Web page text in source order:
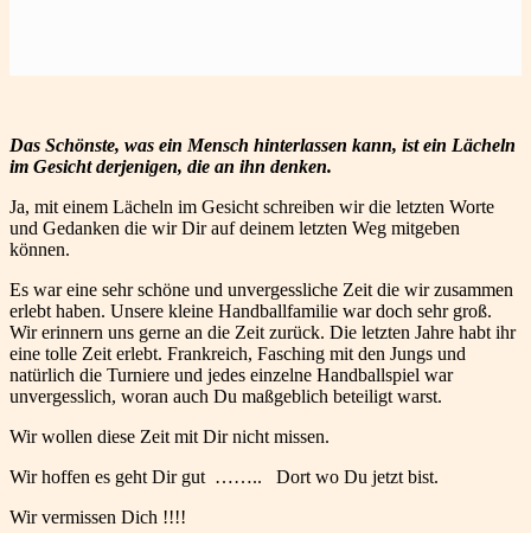
Das Schönste, was ein Mensch hinterlassen kann, ist ein Lächeln
im Gesicht derjenigen, die an ihn denken.
Ja, mit einem Lächeln im Gesicht schreiben wir die letzten Worte
und Gedanken die wir Dir auf deinem letzten Weg mitgeben
können.
Es war eine sehr schöne und unvergessliche Zeit die wir zusammen
erlebt haben. Unsere kleine Handballfamilie war doch sehr groß.
Wir erinnern uns gerne an die Zeit zurück. Die letzten Jahre habt ihr
eine tolle Zeit erlebt. Frankreich, Fasching mit den Jungs und
natürlich die Turniere und jedes einzelne Handballspiel war
unvergesslich, woran auch Du maßgeblich beteiligt warst.
Wir wollen diese Zeit mit Dir nicht missen.
Wir hoffen es geht Dir gut …….. Dort wo Du jetzt bist.
Wir vermissen Dich !!!!